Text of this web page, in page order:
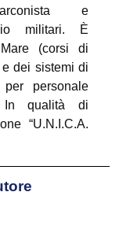
e
militari. È
(corsi di
dei sistemi di
personale
In qualità di
“U.N.I.C.A.
e del